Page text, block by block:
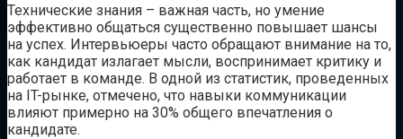
Технические знания – важная часть, но умение
эффективно общаться существенно повышает шансы
на успех. Интервьюеры часто обращают внимание на то,
как кандидат излагает мысли, воспринимает критику и
работает в команде. В одной из статистик, проведенных
на IT-рынке, отмечено, что навыки коммуникации
влияют примерно на 30% общего впечатления о
кандидате.